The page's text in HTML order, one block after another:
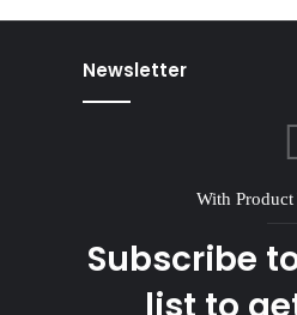
Newsletter
With Product
Subscribe